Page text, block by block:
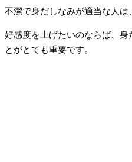
不潔で身だしなみが適当な人は
好感度を上げたいのならば、身
とがとても重要です。